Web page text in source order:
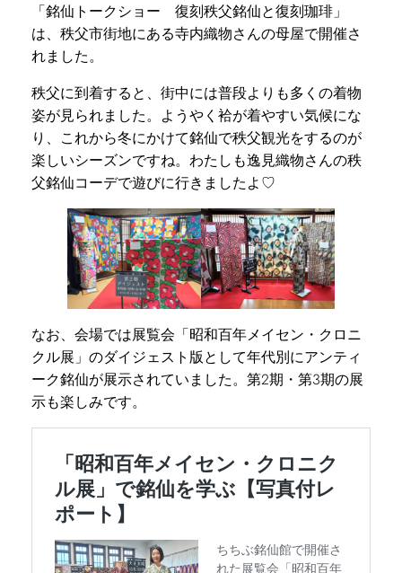
「銘仙トークショー 復刻秩父銘仙と復刻珈琲」
は、秩父市街地にある寺内織物さんの母屋で開催さ
れました。
秩父に到着すると、街中には普段よりも多くの着物
姿が見られました。ようやく袷が着やすい気候にな
り、これから冬にかけて銘仙で秩父観光をするのが
楽しいシーズンですね。わたしも逸見織物さんの秩
父銘仙コーデで遊びに行きましたよ♡
なお、会場では展覧会「昭和百年メイセン・クロニ
クル展」のダイジェスト版として年代別にアンティ
ーク銘仙が展示されていました。第2期・第3期の展
示も楽しみです。